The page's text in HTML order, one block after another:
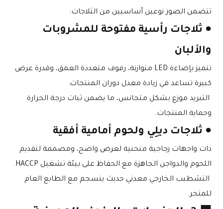
تتضمن الصور نوعين أساسيين من الثلاجات:
والألبان
كبيرة تساعد في زيادة معدل دوران المنتجات.
وحماية المنتجات.
● ثلاجات ديلِي ولحوم أمامية أفقية
اللحوم والدواجن الجاهزة مع الحفاظ على بيئة تشغيل HACCP.
للمتجر.